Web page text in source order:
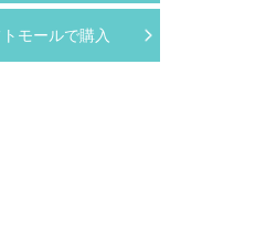
モールで購入